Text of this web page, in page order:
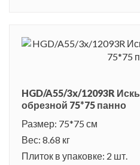
HGD/A55/3x/12093R
обрезной 75*75 панно
Размер: 75*75 см
Вес: 8.68 кг
Плиток в упаковке: 2 шт.